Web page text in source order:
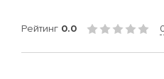
Рейтинг 0.0